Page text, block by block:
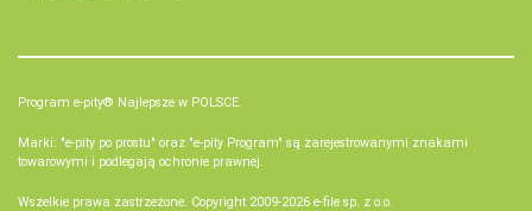
Program e-pity® Najlepsze w POLSCE.
Marki: "e-pity po prostu" oraz "e-pity Program" są zarejestrowanymi znakami
towarowymi i podlegają ochronie prawnej.
Wszelkie prawa zastrzeżone. Copyright 2009-2026 e-file sp. z o.o.